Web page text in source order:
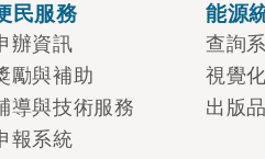
民服務
辦資訊
勵與補助
導與技術服務
報系統
能源
查詢
視覺
出版品